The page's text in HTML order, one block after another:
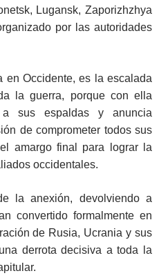
Lugansk, Zaporizhzhya
por las autoridades
en Occidente, es la escalada
la guerra, porque con ella
sus espaldas y anuncia
de comprometer todos sus
amargo final para lograr la
occidentales.
la anexión, devolviendo a
convertido formalmente en
de Rusia, Ucrania y sus
derrota decisiva a toda la